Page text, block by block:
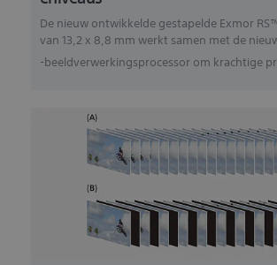
De nieuw ontwikkelde gestapelde Exmor
van 13,2 x 8,8 mm werkt samen met de
-beeldverwerkingsprocessor om krachtige